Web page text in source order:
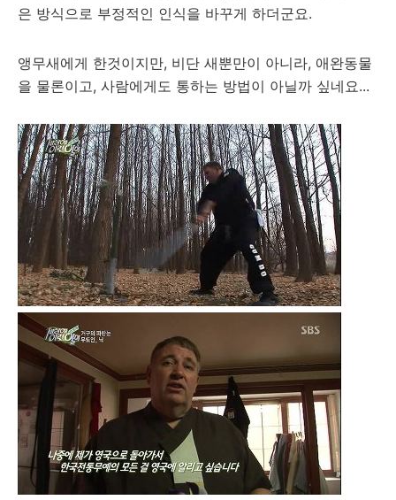
은 방식으로 부정적인 인식을 바꾸게 하더군요.
앵무새에게 한것이지만, 비단 새뿐만이 아니라, 애완동물
을 물론이고, 사람에게도 통하는 방법이 아닐까 싶네요...